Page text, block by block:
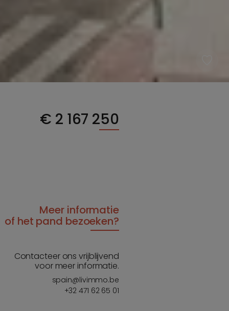
€ 2 167 250
Meer informatie
of het pand bezoeken?
Contacteer ons vrijblijvend
voor meer informatie.
spain@livimmo.be
+32 471 62 65 01